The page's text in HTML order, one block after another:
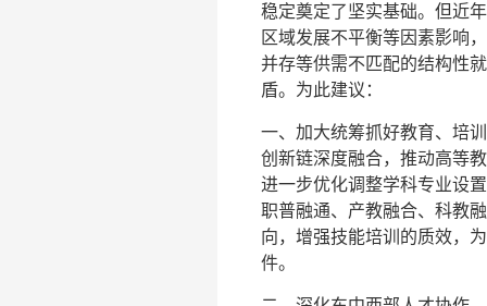
稳定奠定了坚实基础。但近
区域发展不平衡等因素影响
并存等供需不匹配的结构性
盾。为此建议：
一、加大统筹抓好教育、培
创新链深度融合，推动高等
进一步优化调整学科专业设
职普融通、产教融合、科教
向，增强技能培训的质效，
件。